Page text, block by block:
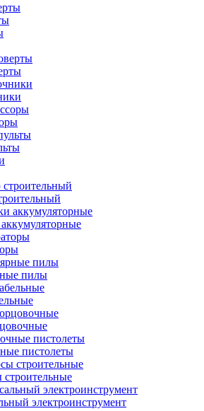
пилы
пистолеты
электроинструмент